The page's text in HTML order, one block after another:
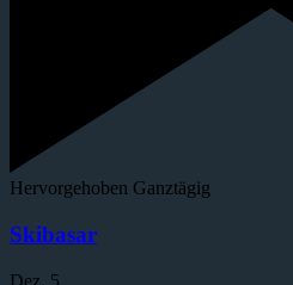
Hervorgehoben Ganztägig
Skibasar
Dez. 5